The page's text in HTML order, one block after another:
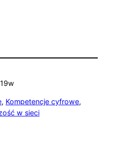
w
, Kompetencje cyfrowe
w sieci